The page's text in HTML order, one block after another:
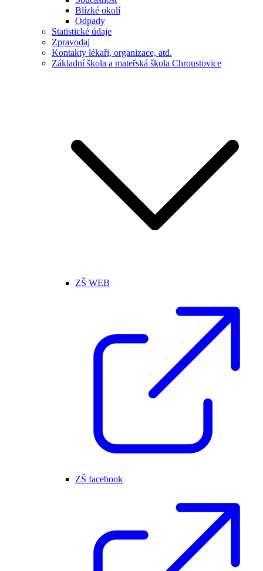
Blízké okolí
Odpady
Statistické údaje
Zpravodaj
Kontakty lékaři, organizace, atd.
Základní škola a mateřská škola Chroustovice
ZŠ WEB
ZŠ facebook